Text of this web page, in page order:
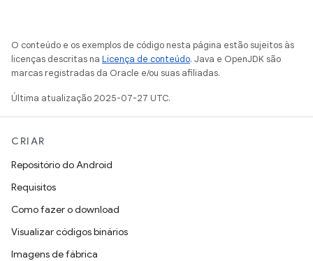
O conteúdo e os exemplos de código nesta página estão sujeitos às
licenças descritas na Licença de conteúdo. Java e OpenJDK são
marcas registradas da Oracle e/ou suas afiliadas.
Última atualização 2025-07-27 UTC.
CRIAR
Repositório do Android
Requisitos
Como fazer o download
Visualizar códigos binários
Imagens de fábrica